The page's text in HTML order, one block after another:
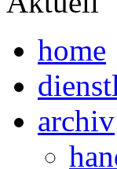
home
archiv